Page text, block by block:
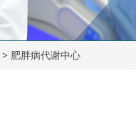
> 肥胖病代谢中心